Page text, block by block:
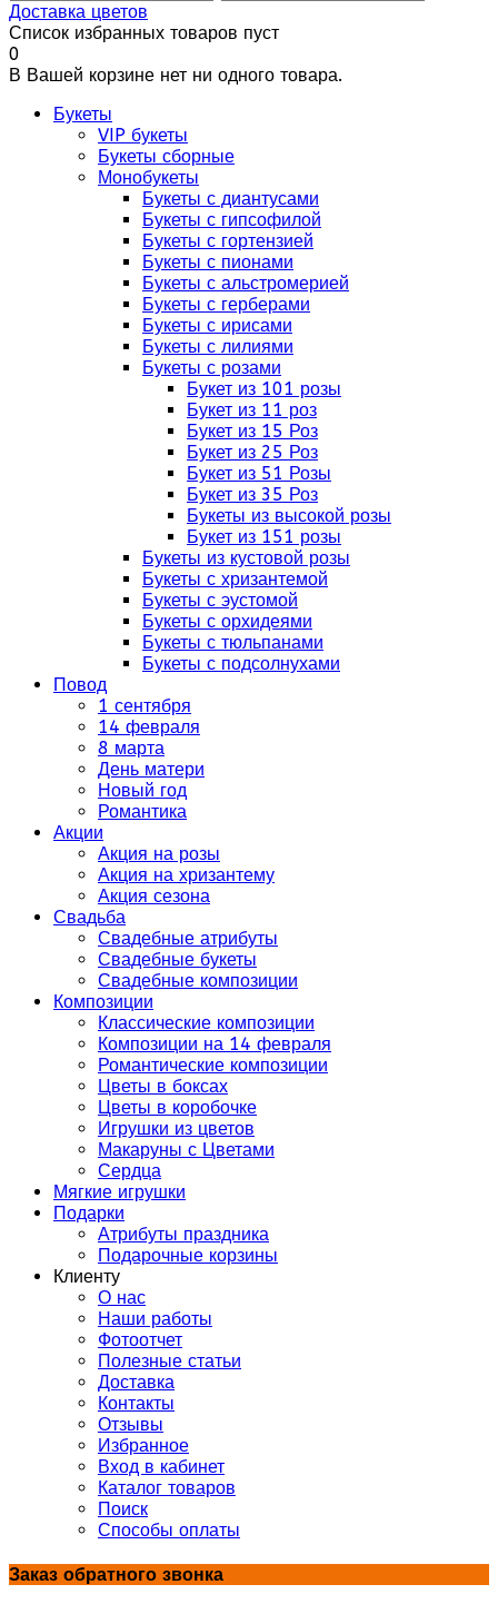
Доставка цветов
Список избранных товаров пуст
0
В Вашей корзине нет ни одного товара.
Букеты
VIP букеты
Букеты сборные
Монобукеты
Букеты с диантусами
Букеты с гипсофилой
Букеты с гортензией
Букеты с пионами
Букеты с альстромерией
Букеты с герберами
Букеты с ирисами
Букеты с лилиями
Букеты с розами
Букет из 101 розы
Букет из 11 роз
Букет из 15 Роз
Букет из 25 Роз
Букет из 51 Розы
Букет из 35 Роз
Букеты из высокой розы
Букет из 151 розы
Букеты из кустовой розы
Букеты с хризантемой
Букеты с эустомой
Букеты с орхидеями
Букеты с тюльпанами
Букеты с подсолнухами
Повод
1 сентября
14 февраля
8 марта
День матери
Новый год
Романтика
Акции
Акция на розы
Акция на хризантему
Акция сезона
Свадьба
Свадебные атрибуты
Свадебные букеты
Свадебные композиции
Композиции
Классические композиции
Композиции на 14 февраля
Романтические композиции
Цветы в боксах
Цветы в коробочке
Игрушки из цветов
Макаруны с Цветами
Сердца
Мягкие игрушки
Подарки
Атрибуты праздника
Подарочные корзины
Клиенту
О нас
Наши работы
Фотоотчет
Полезные статьи
Доставка
Контакты
Отзывы
Избранное
Вход в кабинет
Каталог товаров
Поиск
Способы оплаты
Заказ обратного звонка